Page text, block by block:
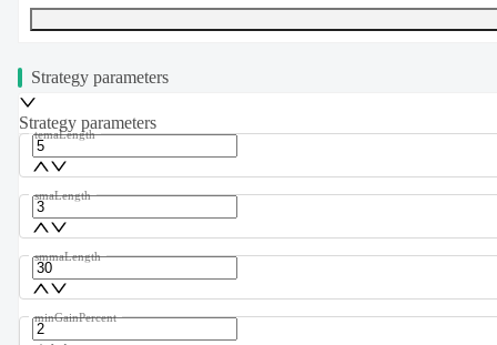
UTF-8224 bytes34 words0 linesLn 1,Col 0
Strategy parameters
Strategy parameters
temaLength
smaLength
smmaLength
minGainPercent